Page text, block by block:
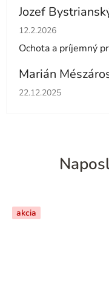
Jozef
Hodnotenie
12.2.2026
Ochota a príjemný
Marián
Hodnotenie
22.12.2025
akcia